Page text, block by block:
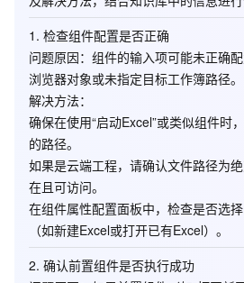
1. 检查组件配置是否正确
问题原因：组件的输入项可能未正确
浏览器对象或未指定目标工作簿路径。
解决方法：
确保在使用“启动Excel”或类似组件时
的路径。
如果是云端工程，请确认文件路径为
在且可访问。
在组件属性配置面板中，检查是否选
（如新建Excel或打开已有Excel）。
2. 确认前置组件是否执行成功